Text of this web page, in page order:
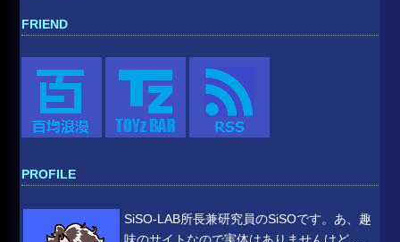
FRIEND
PROFILE
SiSO-LAB所長兼研究員のSiSOです。あ、趣
味のサイトなので実体はありませんけど…。